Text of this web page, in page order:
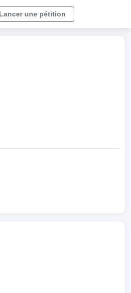
Lancer une pétition